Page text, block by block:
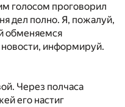
голосом проговорил
дел полно. Я, пожалуй,
обменяемся
новости, информируй.
Через полчаса
его настиг